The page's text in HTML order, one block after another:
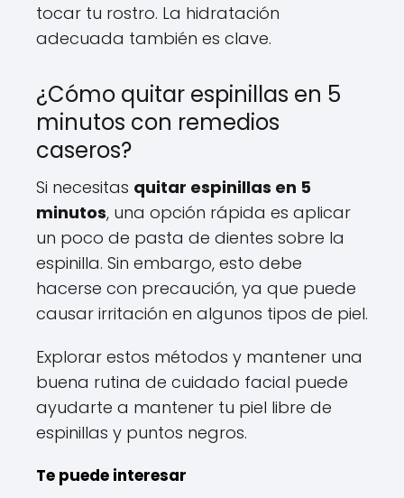
tocar tu rostro. La hidratación
adecuada también es clave.
¿Cómo quitar espinillas en 5
minutos con remedios
caseros?
Si necesitas quitar espinillas en 5
minutos, una opción rápida es aplicar
un poco de pasta de dientes sobre la
espinilla. Sin embargo, esto debe
hacerse con precaución, ya que puede
causar irritación en algunos tipos de piel.
Explorar estos métodos y mantener una
buena rutina de cuidado facial puede
ayudarte a mantener tu piel libre de
espinillas y puntos negros.
Te puede interesar